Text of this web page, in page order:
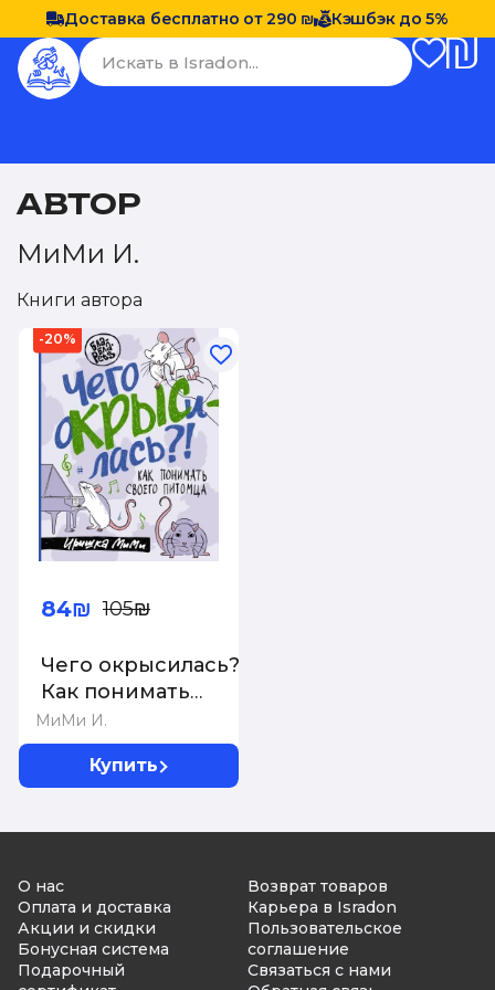
Доставка бесплатно от 290 ₪ Кэшбэк до 5%
АВТОР
МиМи И.
Книги автора
-20%
МиМи И.
Чего окрысилась?!
Как понимать
своего питомца
84₪ 105₪
Купить
О нас
Оплата и доставка
Акции и скидки
Бонусная система
Подарочный
Возврат товаров
Карьера в Isradon
Пользовательское
соглашение
Связаться с нами